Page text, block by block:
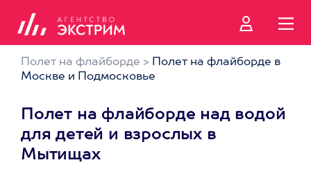
Полет на флайборде >
Полет на флайборде в
Москве и Подмосковье
Полет на флайборде над водой
для детей и взрослых в
Мытищах